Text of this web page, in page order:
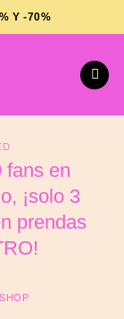
Y -70%
fans en
¡solo 3
prendas